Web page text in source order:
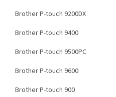
Brother P-touch 9200DX
Brother P-touch 9400
Brother P-touch 9500PC
Brother P-touch 9600
Brother P-touch 900